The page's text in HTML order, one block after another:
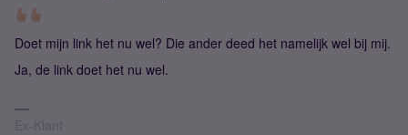
Doet mijn link het nu wel? Die ander deed het namelijk wel bij mij.
Ja, de link doet het nu wel.
Ex-Klant